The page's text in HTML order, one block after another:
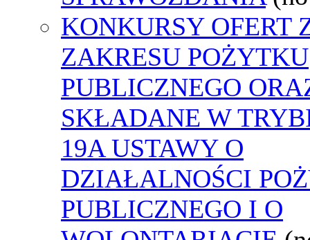
KONKURSY OFERT
ZAKRESU POŻYTKU
PUBLICZNEGO
SKŁADANE W
19A USTAWY O
DZIAŁALNOŚCI
PUBLICZNEGO I O